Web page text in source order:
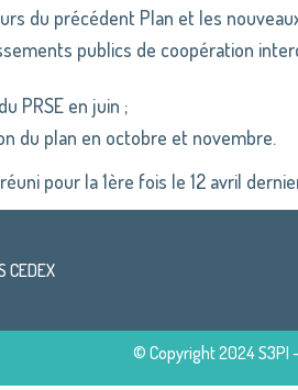
du précédent Plan et les
publics de coopération
PRSE en juin ;
du plan en octobre et novembre.
pour la 1ère fois le 12 avril
CEDEX
© Copyright 2024 S3PI -